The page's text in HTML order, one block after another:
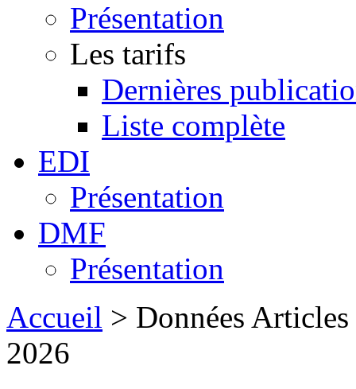
Présentation
Les tarifs
Dernières
Liste complète
EDI
Présentation
DMF
Présentation
Accueil > Données
2026